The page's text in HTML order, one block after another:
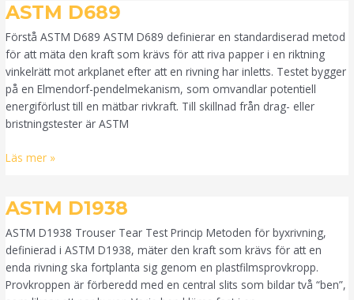
ASTM D689
Förstå ASTM D689 ASTM D689 definierar en standardiserad metod
för att mäta den kraft som krävs för att riva papper i en riktning
vinkelrätt mot arkplanet efter att en rivning har inletts. Testet bygger
på en Elmendorf-pendelmekanism, som omvandlar potentiell
energiförlust till en mätbar rivkraft. Till skillnad från drag- eller
bristningstester är ASTM
ASTM
Läs mer »
ASTM D1938
ASTM D1938 Trouser Tear Test Princip Metoden för byxrivning,
definierad i ASTM D1938, mäter den kraft som krävs för att en
enda rivning ska fortplanta sig genom en plastfilmsprovkropp.
Provkroppen är förberedd med en central slits som bildar två “ben”,
ASTM